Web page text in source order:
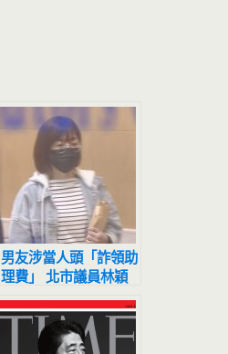
男友涉當人頭「詐領助
理費」 北市議員林穎
孟遭起訴